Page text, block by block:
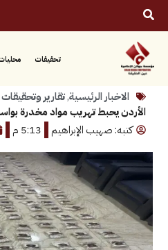
محليات فيديو
الرئيسية,تقارير وتحقيقات
تهريب مواد مخدرة بواسطة بالونات
صهيب الإبراهيم
5:13 م مارس 29, 2026